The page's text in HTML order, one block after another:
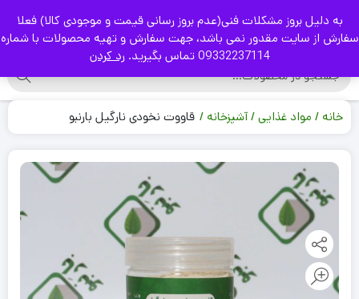
به دلیل بروز مشکلات فنی(عدم بروز رسانی قیمت و موجودی کالا) فعلا
سفارش از سایت مقدور نمی باشد، جهت سفارش و تهیه محصولات با شماره
09332237114 تماس بگیرید.
رد کردن
|
خانه مواد غذایی آشپزخانه قاووت نخودی نارگیل بارنبو